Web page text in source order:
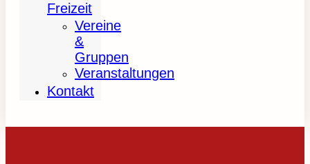
Freizeit
Vereine
&
Gruppen
Veranstaltungen
Kontakt